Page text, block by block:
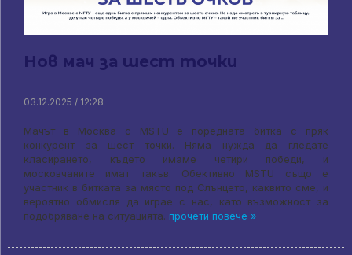
Нов мач за шест точки
03.12.2025 / 12:28
Мачът в Москва с MSTU е поредната битка с пряк
конкурент за шест точки. Няма нужда да гледате
класирането, където имаме четири победи, и
московчаните имат такъв. Обективно MSTU също е
участник в битката за място под Слънцето, каквито сме, и
вероятно обмисля да играе с нас, като възможност за
подобряване на ситуацията. прочети повече »